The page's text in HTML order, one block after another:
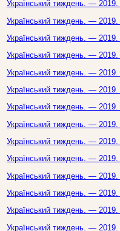
Український тиждень. —
Український тиждень. —
Український тиждень. —
Український тиждень. —
Український тиждень. —
Український тиждень. —
Український тиждень. —
Український тиждень. —
Український тиждень. —
Український тиждень. —
Український тиждень. —
Український тиждень. —
Український тиждень. —
Український тиждень. —